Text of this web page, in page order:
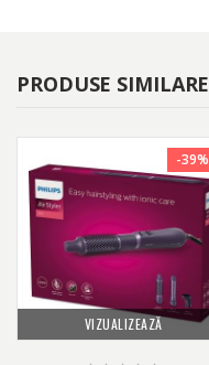
PRODUSE SIMILARE
VIZUALIZEAZĂ
-39%